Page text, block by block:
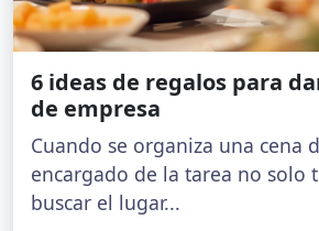
6 ideas de regalos para
de empresa
Cuando se organiza una cena
encargado de la tarea no solo
buscar el lugar...